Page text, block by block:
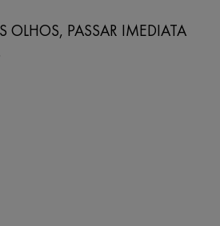
PASSAR IMEDIATA